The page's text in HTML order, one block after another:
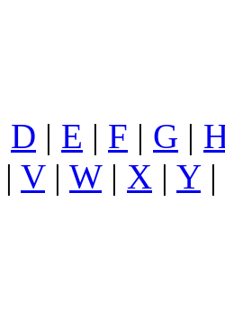
D | E | F | G |
| V| W| X | Y|